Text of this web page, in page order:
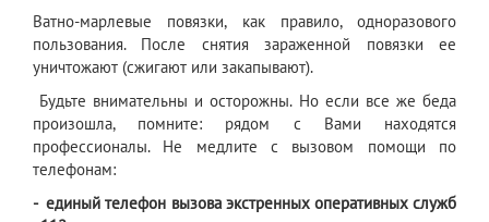
Ватно-марлевые повязки, как правило, одноразового
пользования. После снятия зараженной повязки ее
уничтожают (сжигают или закапывают).
Будьте внимательны и осторожны. Но если все же беда
произошла, помните: рядом с Вами находятся
профессионалы. Не медлите с вызовом помощи по
телефонам:
- единый телефон вызова экстренных оперативных служб